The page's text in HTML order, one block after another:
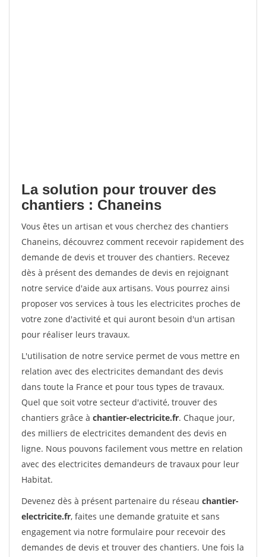
La solution pour trouver des
chantiers : Chaneins
Vous êtes un artisan et vous cherchez des chantiers
Chaneins, découvrez comment recevoir rapidement des
demande de devis et trouver des chantiers. Recevez
dès à présent des demandes de devis en rejoignant
notre service d'aide aux artisans. Vous pourrez ainsi
proposer vos services à tous les electricites proches de
votre zone d'activité et qui auront besoin d'un artisan
pour réaliser leurs travaux.
L'utilisation de notre service permet de vous mettre en
relation avec des electricites demandant des devis
dans toute la France et pour tous types de travaux.
Quel que soit votre secteur d'activité, trouver des
chantiers grâce à chantier-electricite.fr. Chaque jour,
des milliers de electricites demandent des devis en
ligne. Nous pouvons facilement vous mettre en relation
avec des electricites demandeurs de travaux pour leur
Habitat.
Devenez dès à présent partenaire du réseau chantier-
electricite.fr, faites une demande gratuite et sans
engagement via notre formulaire pour recevoir des
demandes de devis et trouver des chantiers. Une fois la